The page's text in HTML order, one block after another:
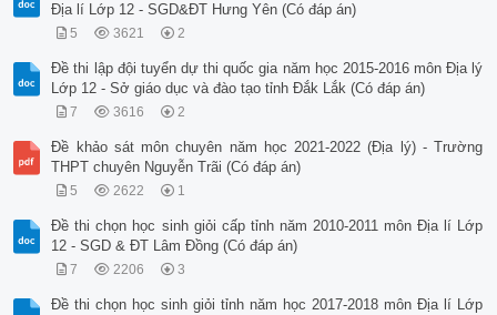
Địa lí Lớp 12 - SGD&ĐT Hưng Yên (Có đáp án)
5 3621 2
Đề thi lập đội tuyển dự thi quốc gia năm học 2015-2016 môn Địa lý
Lớp 12 - Sở giáo dục và đào tạo tỉnh Đắk Lắk (Có đáp án)
7 3616 2
Đề khảo sát môn chuyên năm học 2021-2022 (Địa lý) - Trường
THPT chuyên Nguyễn Trãi (Có đáp án)
5 2622 1
Đề thi chọn học sinh giỏi cấp tỉnh năm 2010-2011 môn Địa lí Lớp
12 - SGD & ĐT Lâm Đồng (Có đáp án)
7 2206 3
Đề thi chọn học sinh giỏi tỉnh năm học 2017-2018 môn Địa lí Lớp